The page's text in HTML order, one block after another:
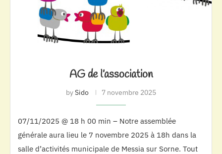
AG de l’association
bySido 7 novembre 2025
07/11/2025 @ 18 h 00 min – Notre assemblée
générale aura lieu le 7 novembre 2025 à 18h dans la
salle d’activités municipale de Messia sur Sorne. Tout